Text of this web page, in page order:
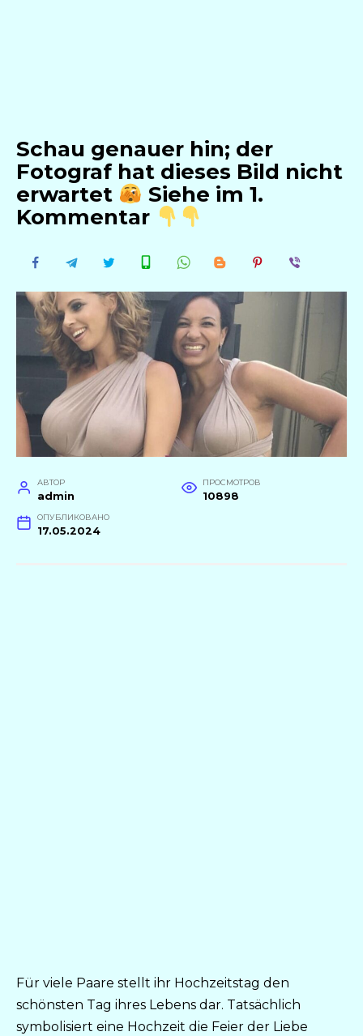
Schau genauer hin; der
Fotograf hat dieses Bild nicht
erwartet
Siehe im 1.
Kommentar
АВТОР
admin
ПРОСМОТРОВ
10898
ОПУБЛИКОВАНО
17.05.2024
Für viele Paare stellt ihr Hochzeitstag den
schönsten Tag ihres Lebens dar. Tatsächlich
symbolisiert eine Hochzeit die Feier der Liebe